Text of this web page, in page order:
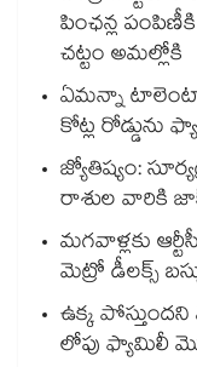
పింఛన్ల
చట్టం అమల్లోకి
ఏమన్నా
కోట్ల రోడ్డును
జ్యోతిష్యం:
రాశుల వారికి
మగవాళ్లకు
మెట్రో డీలక్స్
ఉక్క
లోపు ఫ్యామిలీ